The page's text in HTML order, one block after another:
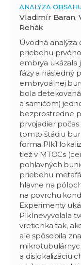
ANALÝZA
Vladimír Baran,
Rehák
Úvodná analýza
priebehu
embrya ukázala
fázy a následný
embryoálnej
bola
a samičom)
bezprostredne
prvojadier
tomto štádiu
forma Plk1
tiež v MTOCs
pohlavných
priebehu
hlavne na
na povrchu
Experimenty
Plk1nevyvolala
vretienka tak,
ale spôsobila
a dislokalizáciu